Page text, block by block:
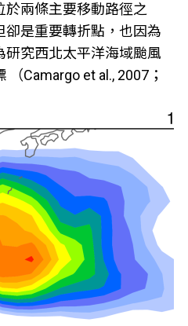
於兩條主要移動路徑之
卻是重要轉折點，也因為
究西北太平洋海域颱風
Camargo et al., 2007；